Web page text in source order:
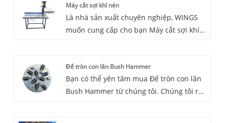
chải làm sạch PA6 chủ yếu được sử dụng
để làm bàn chải làm sạch gia đình như
bàn chải lau sàn, bàn chải chai, bàn chải
Máy cắt sợi khí nén
Là nhà sản xuất chuyên nghiệp, WINGS
muốn cung cấp cho bạn Máy cắt sợi khí
Lưỡi cắt độc đáo làm cho máy cắt sợi thủy
lực của chúng tôi trở thành một sự kết
hợp hoàn hảo với các sợi có đường kính
Đế tròn con lăn Bush Hammer
Bạn có thể yên tâm mua Đế tròn con lăn
Bush Hammer từ chúng tôi. Chúng tôi rất